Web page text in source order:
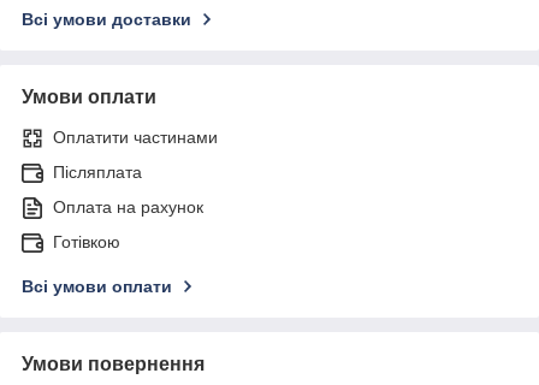
Всі умови доставки
Умови оплати
Оплатити частинами
Післяплата
Оплата на рахунок
Готівкою
Всі умови оплати
Умови повернення